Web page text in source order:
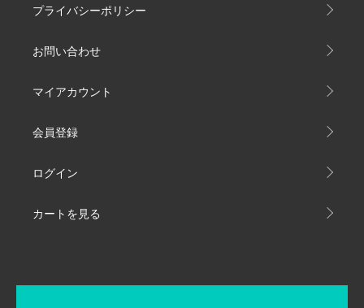
プライバシーポリシー
お問い合わせ
マイアカウント
会員登録
ログイン
カートを見る